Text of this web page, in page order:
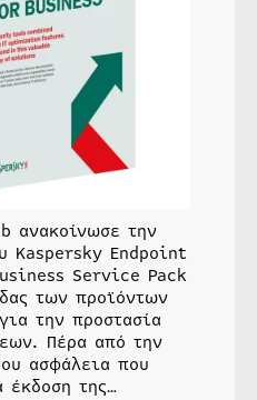
ανακοίνωσε την
Kaspersky Endpoint
Service Pack
των προϊόντων
την προστασία
Πέρα από την
ασφάλεια που
της…